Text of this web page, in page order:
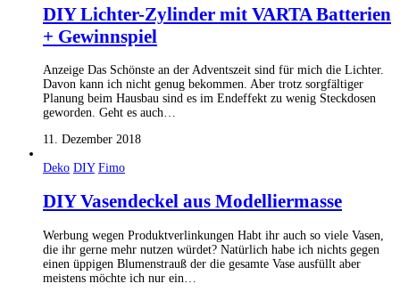
DIY Lichter-Zylinder mit VARTA Batterien
+ Gewinnspiel
Anzeige Das Schönste an der Adventszeit sind für mich die Lichter.
Davon kann ich nicht genug bekommen. Aber trotz sorgfältiger
Planung beim Hausbau sind es im Endeffekt zu wenig Steckdosen
geworden. Geht es auch…
11. Dezember 2018
Deko DIY Fimo
DIY Vasendeckel aus Modelliermasse
Werbung wegen Produktverlinkungen Habt ihr auch so viele Vasen,
die ihr gerne mehr nutzen würdet? Natürlich habe ich nichts gegen
einen üppigen Blumenstrauß der die gesamte Vase ausfüllt aber
meistens möchte ich nur ein…